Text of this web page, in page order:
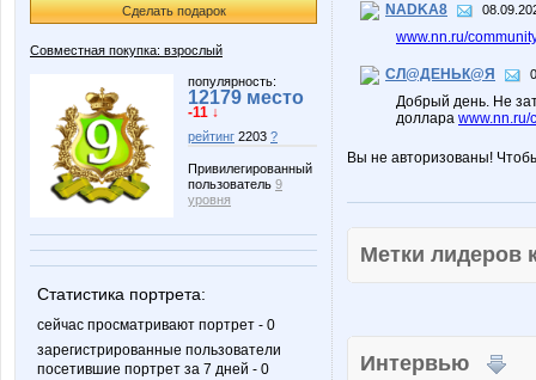
Сделать подарок
Совместная покупка: взрослый
популярность:
12179 место
-11 ↓
рейтинг 2203 ?
Привилегированный
пользователь 9
уровня
Статистика портрета:
сейчас просматривают портрет - 0
зарегистрированные пользователи
посетившие портрет за 7 дней - 0
NADKA8
www.nn.ru/
СЛ@ДЕНЬК@Я
Добрый день. Не
доллара www.nn.ru/
Вы не авторизованы!
Метки
Интервью